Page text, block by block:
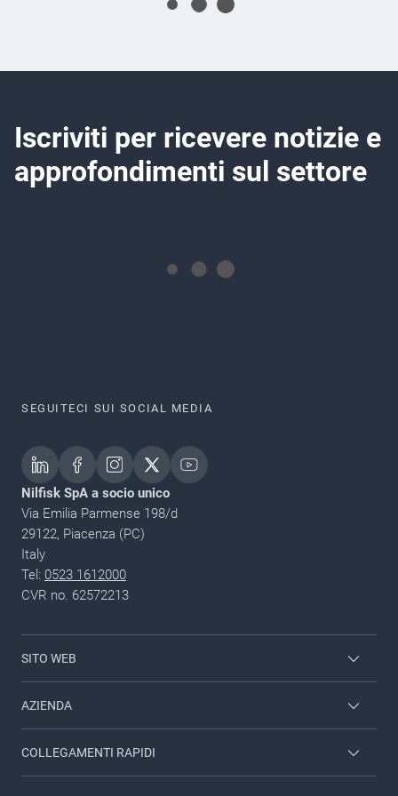
Iscriviti per ricevere notizie e
approfondimenti sul settore
SEGUITECI SUI SOCIAL MEDIA
Nilfisk SpA a socio unico
Via Emilia Parmense 198/d
29122, Piacenza (PC)
Italy
Tel: 0523 1612000
CVR no. 62572213
SITO WEB
AZIENDA
Chi siamo
COLLEGAMENTI RAPIDI